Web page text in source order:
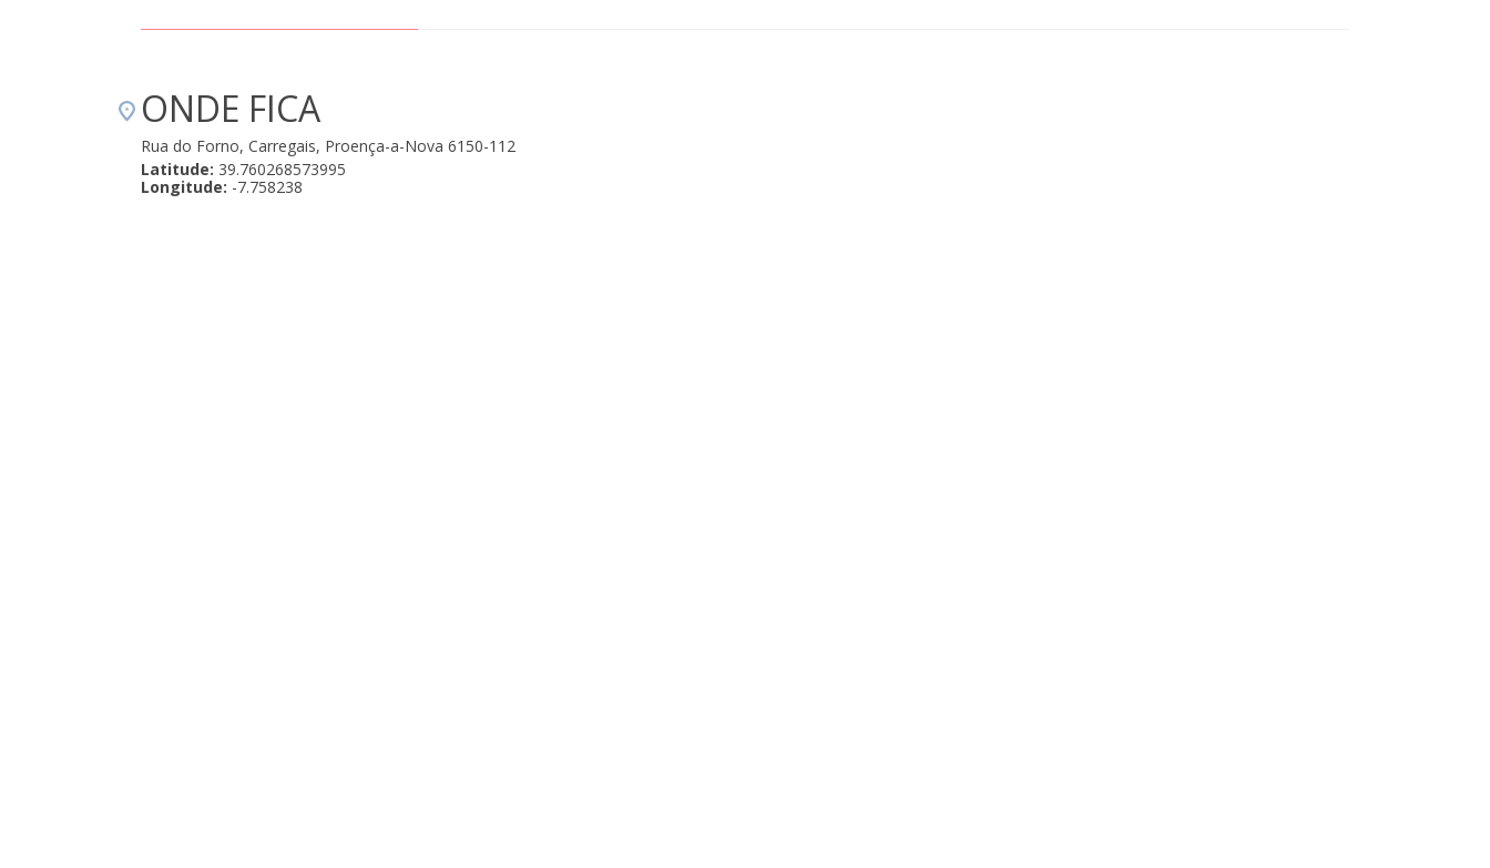
ONDE FICA
Rua do Forno, Carregais, Proença-a-Nova 6150-112
Latitude: 39.760268573995
Longitude: -7.758238